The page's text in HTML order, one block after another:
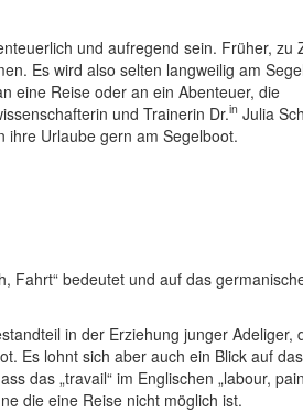
und aufregend sein. Früher, zu
Es wird also selten langweilig am
eine Reise oder an ein Abenteuer, die
und Trainerin Dr.in Julia
ihre Urlaube gern am Segelboot.
Fahrt“ bedeutet und auf das
in der Erziehung junger Adeliger,
Es lohnt sich aber auch ein Blick auf das
das „travail“ im Englischen „labour,
die eine Reise nicht möglich ist.